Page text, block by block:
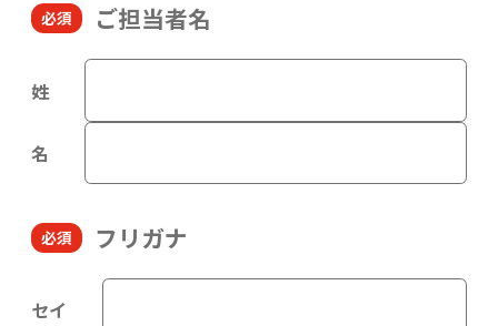
ご担当者名
姓
名
フリガナ
セイ